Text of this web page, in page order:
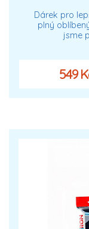
Dárek pro
plný
jsme
549